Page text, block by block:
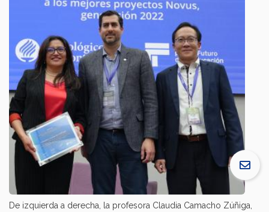
De izquierda a derecha, la profesora Claudia Camacho Zúñiga,